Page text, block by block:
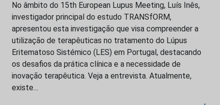
No âmbito do 15th European Lupus Meeting, Luís Inês,
investigador principal do estudo TRANSfORM,
apresentou esta investigação que visa compreender a
utilização de terapêuticas no tratamento do Lúpus
Eritematoso Sistémico (LES) em Portugal, destacando
os desafios da prática clínica e a necessidade de
inovação terapêutica. Veja a entrevista. Atualmente,
existe…